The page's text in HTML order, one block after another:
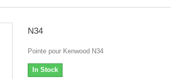
N34
Pointe pour Kenwood N34
In Stock